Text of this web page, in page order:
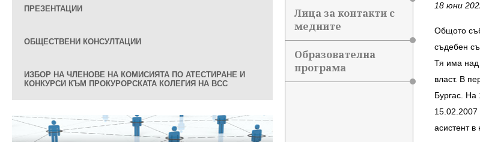
ПРЕЗЕНТАЦИИ
ОБЩЕСТВЕНИ КОНСУЛТАЦИИ
ИЗБОР НА ЧЛЕНОВЕ НА КОМИСИЯТА ПО АТЕСТИРАНЕ И
КОНКУРСИ КЪМ ПРОКУРОРСКАТА КОЛЕГИЯ НА ВСС
Лица за контакти с
медиите
Образователна
програма
18 юни
Общото
съдебен
Тя има над
власт. В
Бургас. На
15.02.2007
асистент в